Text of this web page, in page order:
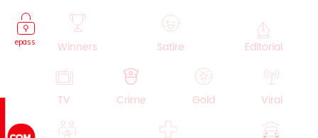
epass Winners Satire Editorial
TV Crime Gold Viral